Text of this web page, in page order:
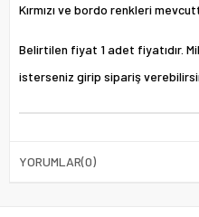
Kırmızı ve bordo renkleri
Belirtilen fiyat 1 adet fiyatıdır.
isterseniz girip sipariş
YORUMLAR(0)